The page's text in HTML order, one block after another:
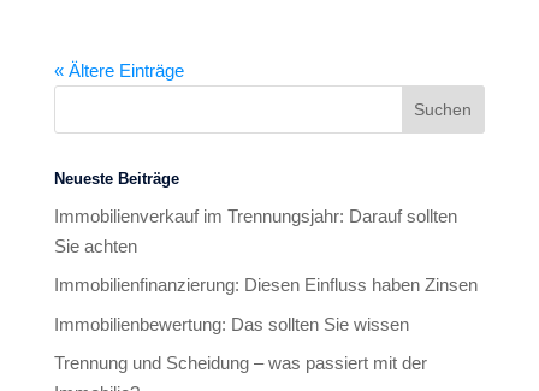
« Ältere Einträge
Neueste Beiträge
Immobilienverkauf im Trennungsjahr: Darauf sollten
Sie achten
Immobilienfinanzierung: Diesen Einfluss haben Zinsen
Immobilienbewertung: Das sollten Sie wissen
Trennung und Scheidung – was passiert mit der